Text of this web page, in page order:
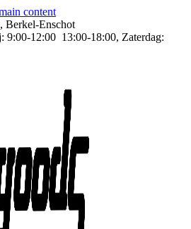
content
Berkel-Enschot
9:00-12:00 13:00-18:00, Zaterdag: